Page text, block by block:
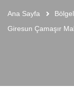
Ana Sayfa
Giresun Çamaşır